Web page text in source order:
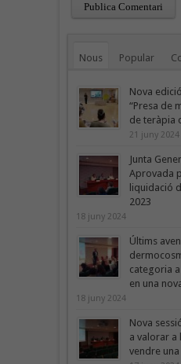
Nous Popular
Nova
“Presa de
de teràpia
21 juny 2024
Junta
Aprovada
liquidació
2023
18 juny 2024
Últims
categoria a
en una
18 juny 2024
Nova
a valorar a
vendre